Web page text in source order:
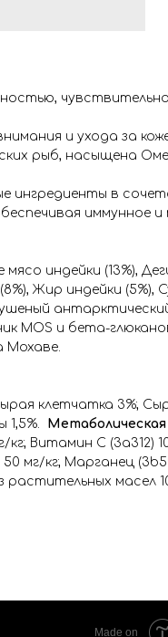
и ухода за
рыб, насыщена
ингредиенты в
иммунное
индейки (13%),
Жир индейки
и бета-
Мохаве.
клетчатка 3%;
1,5%. Метаболическая
Витамин С (3а312)
мг/кг; Марганец
масел
Made on